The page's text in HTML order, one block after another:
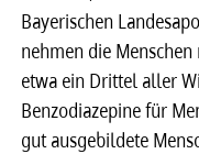
Bayerischen
nehmen die
etwa ein Drittel aller
Benzodiazepine für
gut ausgebildete